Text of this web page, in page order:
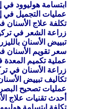
ابتسامة هوليوود
عمليات التجميل في
تكلفة علاج الأسنان
زراعة الشعر في
تبييض الأسنان
سعر تقويم الأسنان
عملية تكميم
زراعة الأسنان في
تكاليف تبييض
عمليات تصحيح البصر
أحدث تقنيات علاج